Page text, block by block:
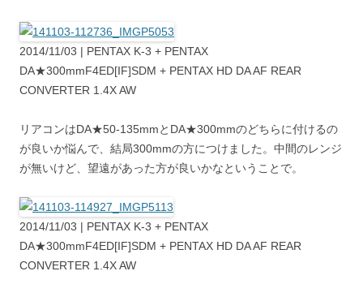
2014/11/03 | PENTAX K-3 + PENTAX
DA★300mmF4ED[IF]SDM + PENTAX HD DA AF REAR
CONVERTER 1.4X AW
リアコンはDA★50-135mmとDA★300mmのどちらに付けるの
が良いか悩んで、結局300mmの方につけました。中間のレンジ
が無いけど、望遠があった方が良いかなということで。
2014/11/03 | PENTAX K-3 + PENTAX
DA★300mmF4ED[IF]SDM + PENTAX HD DA AF REAR
CONVERTER 1.4X AW